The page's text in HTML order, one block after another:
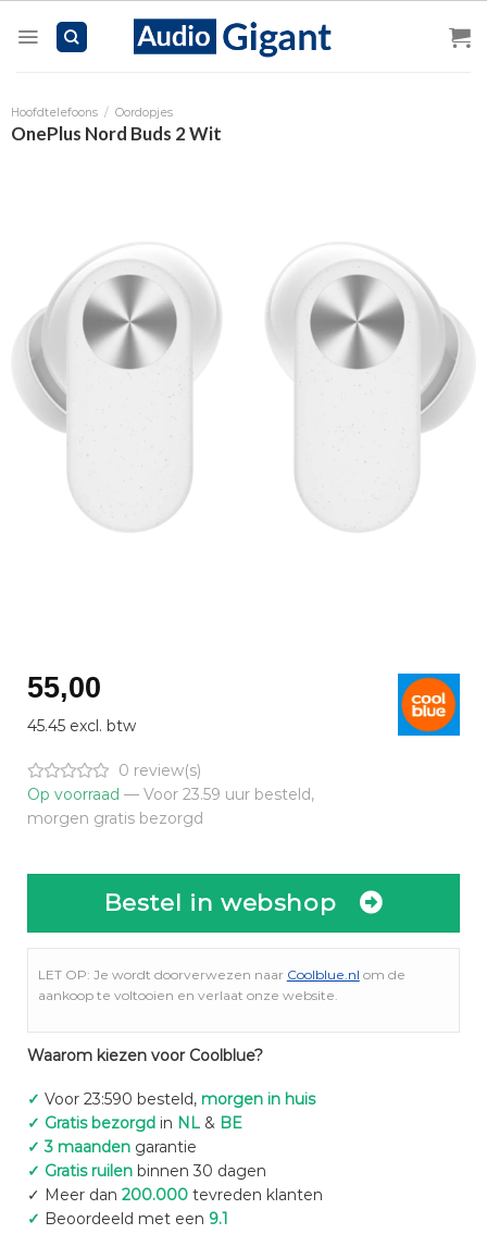
Hoofdtelefoons / Oordopjes
OnePlus Nord Buds 2 Wit
55,00
45.45 excl. btw
0 review(s)
Op voorraad — Voor 23.59 uur besteld,
morgen gratis bezorgd
Bestel in webshop
LET OP: Je wordt doorverwezen naar Coolblue.nl om de
aankoop te voltooien en verlaat onze website.
Waarom kiezen voor Coolblue?
✓ Voor 23:590 besteld, morgen in huis
✓ Gratis bezorgd in NL& BE
✓ 3 maanden garantie
✓ Gratis ruilenbinnen 30 dagen
✓ Meer dan 200.000tevreden klanten
✓ Beoordeeld met een 9.1